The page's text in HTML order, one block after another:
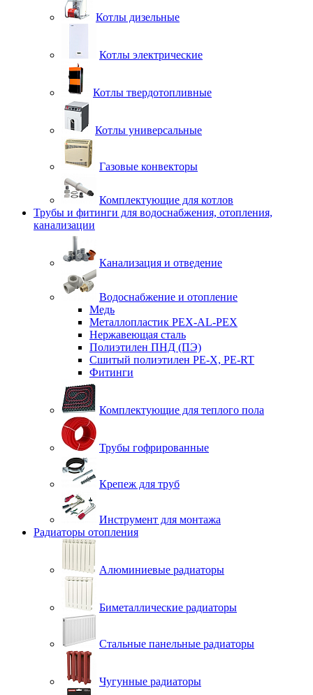
Котлы дизельные
Котлы электрические
Котлы твердотопливные
Котлы универсальные
Газовые конвекторы
Комплектующие для котлов
Трубы и фитинги для водоснабжения, отопления,
канализации
Канализация и отведение
Водоснабжение и отопление
Медь
Металлопластик PEX-AL-PEX
Нержавеющая сталь
Полиэтилен ПНД (ПЭ)
Сшитый полиэтилен PE-X, PE-RT
Фитинги
Комплектующие для теплого пола
Трубы гофрированные
Крепеж для труб
Инструмент для монтажа
Радиаторы отопления
Алюминиевые радиаторы
Биметаллические радиаторы
Стальные панельные радиаторы
Чугунные радиаторы